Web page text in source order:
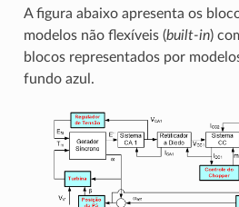
A figura abaixo apresenta os
modelos não flexíveis (built-in)
blocos representados por
fundo azul.